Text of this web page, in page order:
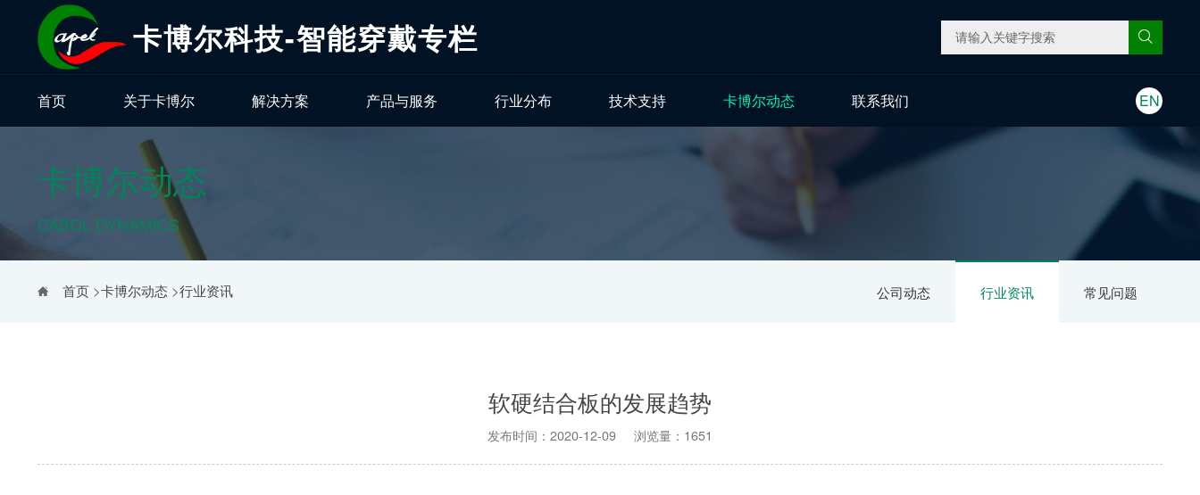
卡博尔科技-智能穿戴专栏
首页 关于卡博尔 解决方案 产品与服务 行业分布 技术支持 卡博尔动态 联系我们 EN
卡博尔动态
CABOL DYNAMICS
公司动态 行业资讯 常见问题
首页>卡博尔动态>行业资讯
软硬结合板的发展趋势
发布时间：2020-12-09 浏览量：1651